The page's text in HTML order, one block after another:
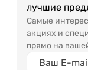
лучшие
Самые
акциях и
прямо на